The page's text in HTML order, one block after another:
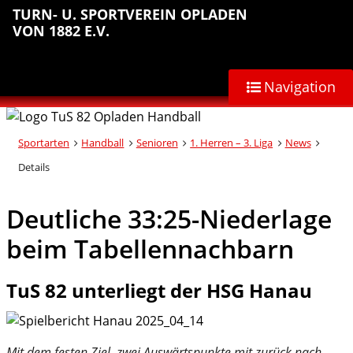
Sprungmarken
Inhalt
anspringen
Hauptnavigation
anspringen
Abteilungsnavigation
anspringen
Fußbereich
anspringen
TURN- U. SPORTVEREIN OPLADEN
VON 1882 E.V.
Navigation
Sportarten Handball Senioren 1. Herren – 3. Liga
News
Details
Deutliche 33:25-Niederlage
beim Tabellennachbarn
TuS 82 unterliegt der HSG Hanau